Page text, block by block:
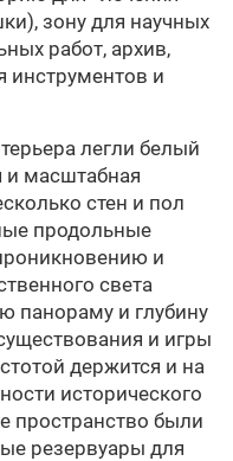
зону для научных
работ, архив,
инструментов и
легли белый
и масштабная
стен и пол
продольные
и
света
панораму и глубину
и игры
держится и на
исторического
пространство были
резервуары для